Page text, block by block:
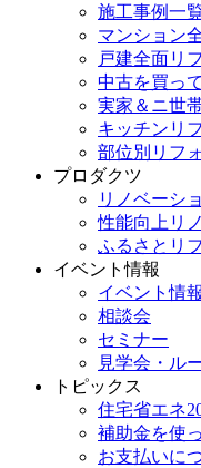
施工事例一
マンション
戸建全面リ
中古を買っ
実家＆ニ世
キッチンリ
部位別リフ
プロダクツ
リノベーシ
性能向上リ
ふるさとリ
イベント情報
イベント情
相談会
セミナー
見学会・ル
トピックス
住宅省エネ
補助金を使
お支払いに